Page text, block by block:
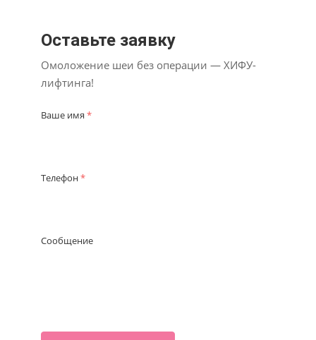
Оставьте заявку
Омоложение шеи без операции — ХИФУ-
лифтинга!
Ваше имя *
Телефон*
Сообщение